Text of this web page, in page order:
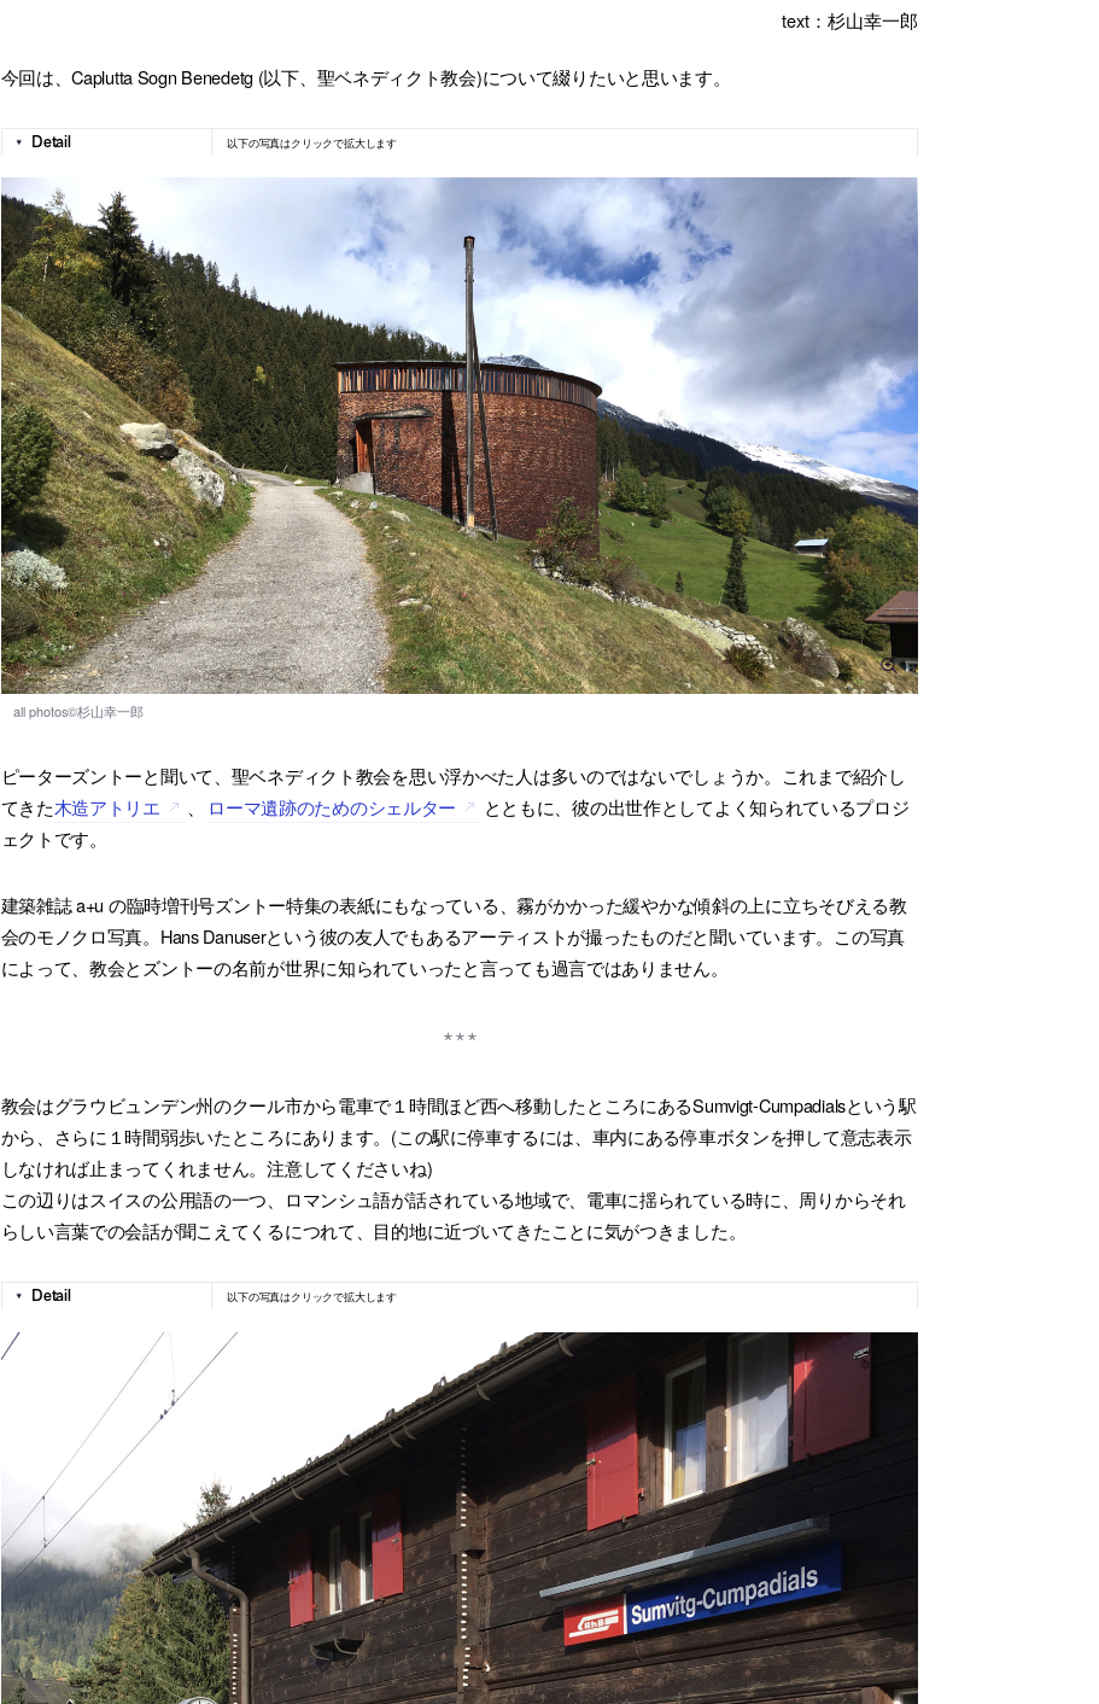
text：杉山幸一郎
今回は、Caplutta Sogn Benedetg (以下、聖ベネディクト教会)について綴りたいと思います。
以下の写真はクリックで拡大します
ピーターズントーと聞いて、聖ベネディクト教会を思い浮かべた人は多いのではないでしょうか。これまで紹介し
てきた木造アトリエ ローマ遺跡のためのシェルター
とともに、彼の出世作としてよく知られているプロジ
ェクトです。
建築雑誌 a+u の臨時増刊号ズントー特集の表紙にもなっている、霧がかかった緩やかな傾斜の上に立ちそびえる教
会のモノクロ写真。Hans Danuserという彼の友人でもあるアーティストが撮ったものだと聞いています。この写真
によって、教会とズントーの名前が世界に知られていったと言っても過言ではありません。
教会はグラウビュンデン州のクール市から電車で１時間ほど西へ移動したところにあるSumvigt-Cumpadialsという駅
から、さらに１時間弱歩いたところにあります。(この駅に停車するには、車内にある停車ボタンを押して意志表示
しなければ止まってくれません。注意してくださいね)
この辺りはスイスの公用語の一つ、ロマンシュ語が話されている地域で、電車に揺られている時に、周りからそれ
らしい言葉での会話が聞こえてくるにつれて、目的地に近づいてきたことに気がつきました。
以下の写真はクリックで拡大します